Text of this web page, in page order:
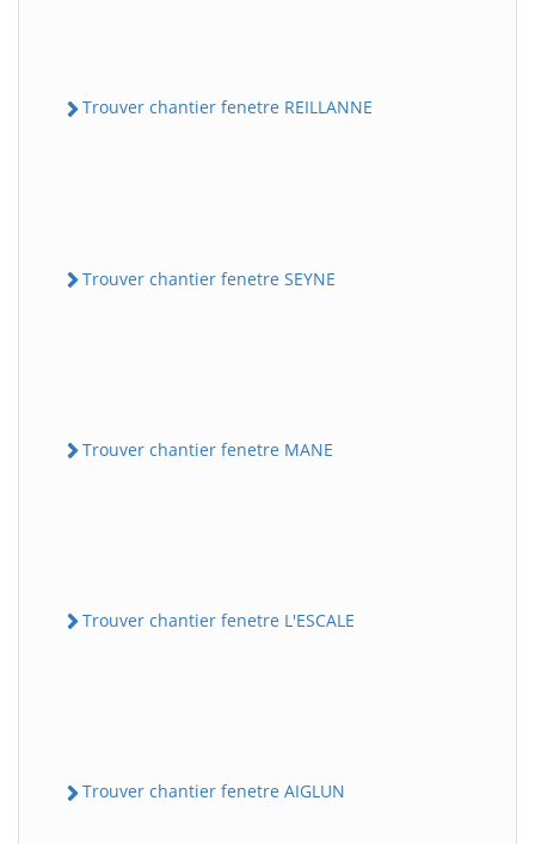
Trouver chantier fenetre REILLANNE
Trouver chantier fenetre SEYNE
Trouver chantier fenetre MANE
Trouver chantier fenetre L'ESCALE
Trouver chantier fenetre AIGLUN